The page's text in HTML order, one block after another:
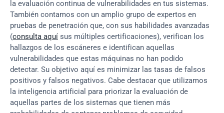
la evaluación continua de vulnerabilidades en tus sistemas.
También contamos con un amplio grupo de expertos en
pruebas de penetración que, con sus habilidades avanzadas
(consulta aquí sus múltiples certificaciones), verifican los
hallazgos de los escáneres e identifican aquellas
vulnerabilidades que estas máquinas no han podido
detectar. Su objetivo aquí es minimizar las tasas de falsos
positivos y falsos negativos. Cabe destacar que utilizamos
la inteligencia artificial para priorizar la evaluación de
aquellas partes de los sistemas que tienen más